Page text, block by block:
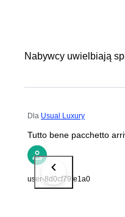
Nabywcy uwielbiają
Dla Usual Luxury
Tutto bene pacchetto
user-8d0cf79fe1a0